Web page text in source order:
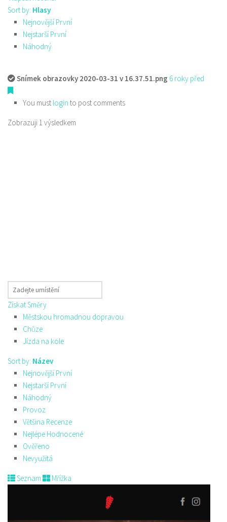
Sort by: Hlasy
Nejnovější První
Nejstarší První
Náhodný
Snímek obrazovky 2020-03-31 v 16.37.51.png 6 roky před
You must login to post comments
Zobrazuji 1 výsledkem
Získat Směry
Městskou hromadnou dopravou
Chůze
Jízda na kole
Sort by: Název
Nejnovější První
Nejstarší První
Náhodný
Provoz
Většina Recenze
Nejlépe Hodnocené
Ověřeno
Nevyužitá
Seznam Mřížka